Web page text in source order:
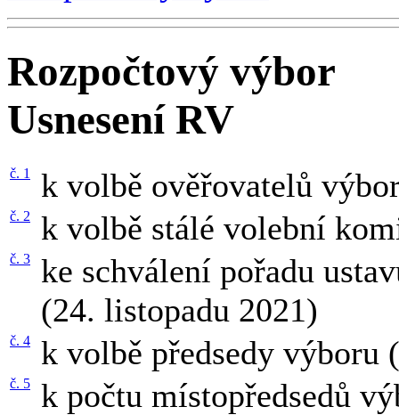
Rozpočtový výbor
Usnesení RV
č. 1 k volbě ověřovatelů
č. 2 k volbě stálé volební
č. 3
ke schválení pořadu
(24. listopadu 2021)
č. 4 k volbě předsedy výboru
č. 5 k počtu místopředsedů